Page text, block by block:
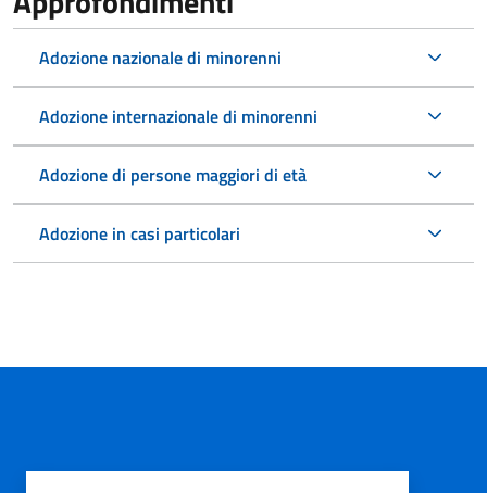
Adozione nazionale di minorenni
Adozione internazionale di minorenni
Adozione di persone maggiori di età
Adozione in casi particolari